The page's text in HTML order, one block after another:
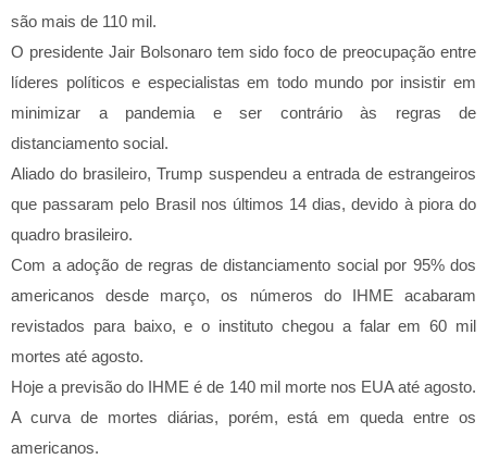
são mais de 110 mil.
O presidente Jair Bolsonaro tem sido foco de preocupação entre
líderes políticos e especialistas em todo mundo por insistir em
minimizar a pandemia e ser contrário às regras de
distanciamento social.
Aliado do brasileiro, Trump suspendeu a entrada de estrangeiros
que passaram pelo Brasil nos últimos 14 dias, devido à piora do
quadro brasileiro.
Com a adoção de regras de distanciamento social por 95% dos
americanos desde março, os números do IHME acabaram
revistados para baixo, e o instituto chegou a falar em 60 mil
mortes até agosto.
Hoje a previsão do IHME é de 140 mil morte nos EUA até agosto.
A curva de mortes diárias, porém, está em queda entre os
americanos.